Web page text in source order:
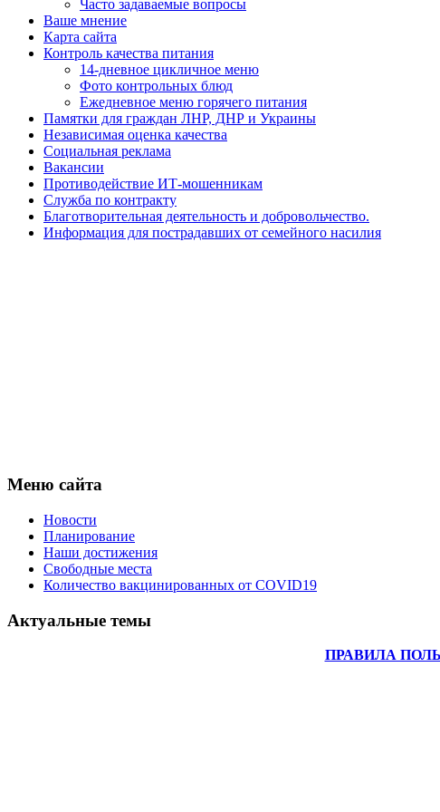
Часто задаваемые вопросы
Ваше мнение
Карта сайта
Контроль качества питания
14-дневное цикличное меню
Фото контрольных блюд
Ежедневное меню горячего питания
Памятки для граждан ЛНР, ДНР и Украины
Независимая оценка качества
Социальная реклама
Вакансии
Противодействие ИТ-мошенникам
Служба по контракту
Благотворительная деятельность и добровольчество.
Информация для пострадавших от семейного насилия
Меню сайта
Новости
Планирование
Наши достижения
Свободные места
Количество вакцинированных от COVID19
Актуальные темы
ПРАВИЛА